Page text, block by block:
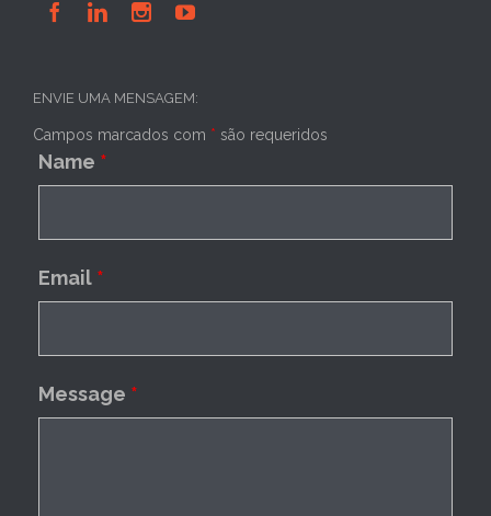
   
ENVIE UMA MENSAGEM:
Campos marcados com * são requeridos
Name *
Email *
Message *